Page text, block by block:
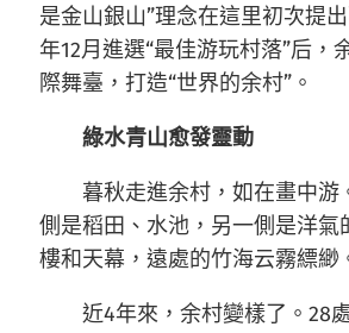
是金山銀山”理念在這里初次提
年12月進選“最佳游玩村落”后，
際舞臺，打造“世界的余村”。
綠水青山愈發靈動
暮秋走進余村，如在畫中游
側是稻田、水池，另一側是洋氣
樓和天幕，遠處的竹海云霧縹緲
近4年來，余村變樣了。28